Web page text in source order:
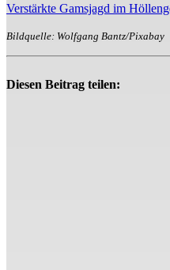
Verstärkte Gamsjagd im
Bildquelle: Wolfgang Bantz/Pixabay
Diesen Beitrag teilen: